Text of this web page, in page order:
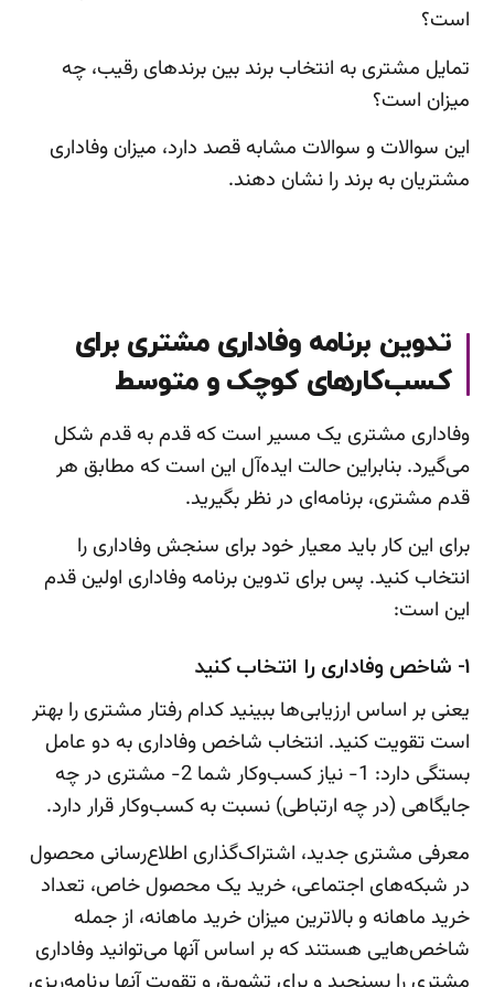
است؟
تمایل مشتری به انتخاب برند بین برندهای رقیب، چه
میزان است؟
این سوالات و سوالات مشابه قصد دارد، میزان وفاداری
مشتریان به برند را نشان دهند.
تدوین برنامه وفاداری مشتری برای
کسب‌کارهای کوچک و متوسط
وفاداری مشتری یک مسیر است که قدم به قدم شکل
می‌گیرد. بنابراین حالت ایده‌آل این است که مطابق هر
قدم مشتری، برنامه‌ای در نظر بگیرید.
برای این کار باید معیار خود برای سنجش وفاداری را
انتخاب کنید. پس برای تدوین برنامه وفاداری اولین قدم
این است:
1- شاخص وفاداری را انتخاب کنید
یعنی بر اساس ارزیابی‌ها ببینید کدام رفتار مشتری را بهتر
است تقویت کنید. انتخاب شاخص وفاداری به دو عامل
بستگی دارد: 1- نیاز کسب‌وکار شما 2- مشتری در چه
جایگاهی (در چه ارتباطی) نسبت به کسب‌وکار قرار دارد.
معرفی مشتری جدید، اشتراک‌گذاری اطلاع‌رسانی محصول
در شبکه‌های اجتماعی، خرید یک محصول خاص، تعداد
خرید ماهانه و بالاترین میزان خرید ماهانه، از جمله
شاخص‌هایی هستند که بر اساس آنها می‌توانید وفاداری